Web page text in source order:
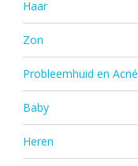
Haar
Zon
Probleemhuid en Acné
Baby
Heren